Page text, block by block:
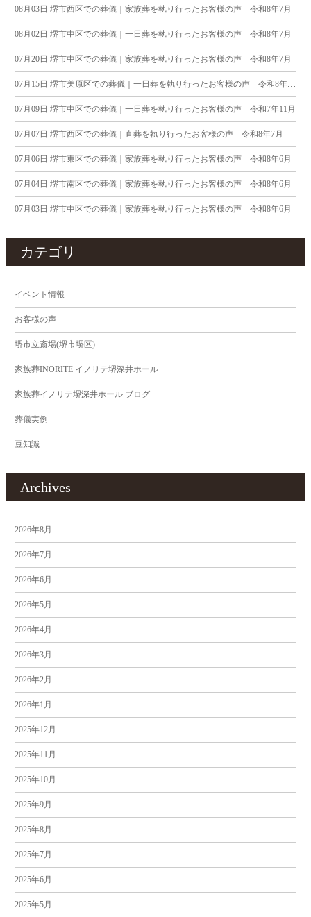
08月03日 堺市西区での葬儀｜家族葬を執り行ったお客様の声 令和8年7月
08月02日 堺市中区での葬儀｜一日葬を執り行ったお客様の声 令和8年7月
07月20日 堺市中区での葬儀｜家族葬を執り行ったお客様の声 令和8年7月
07月15日 堺市美原区での葬儀｜一日葬を執り行ったお客様の声 令和8年7月
07月09日 堺市中区での葬儀｜一日葬を執り行ったお客様の声 令和7年11月
07月07日 堺市西区での葬儀｜直葬を執り行ったお客様の声 令和8年7月
07月06日 堺市東区での葬儀｜家族葬を執り行ったお客様の声 令和8年6月
07月04日 堺市南区での葬儀｜家族葬を執り行ったお客様の声 令和8年6月
07月03日 堺市中区での葬儀｜家族葬を執り行ったお客様の声 令和8年6月
カテゴリ
イベント情報
お客様の声
堺市立斎場(堺市堺区)
家族葬INORITE イノリテ堺深井ホール
家族葬イノリテ堺深井ホール ブログ
葬儀実例
豆知識
Archives
2026年8月
2026年7月
2026年6月
2026年5月
2026年4月
2026年3月
2026年2月
2026年1月
2025年12月
2025年11月
2025年10月
2025年9月
2025年8月
2025年7月
2025年6月
2025年5月